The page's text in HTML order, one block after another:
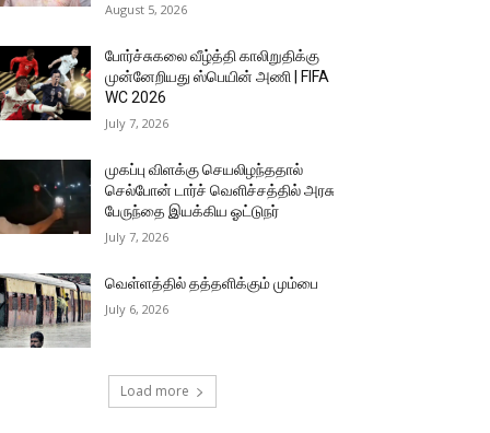
August 5, 2026
போர்ச்சுகலை வீழ்த்தி காலிறுதிக்கு
முன்னேறியது ஸ்பெயின் அணி | FIFA
WC 2026
July 7, 2026
முகப்பு விளக்கு செயலிழந்ததால்
செல்போன் டார்ச் வெளிச்சத்தில் அரசு
பேருந்தை இயக்கிய ஓட்டுநர்
July 7, 2026
வெள்ளத்தில் தத்தளிக்கும் மும்பை
July 6, 2026
Load more